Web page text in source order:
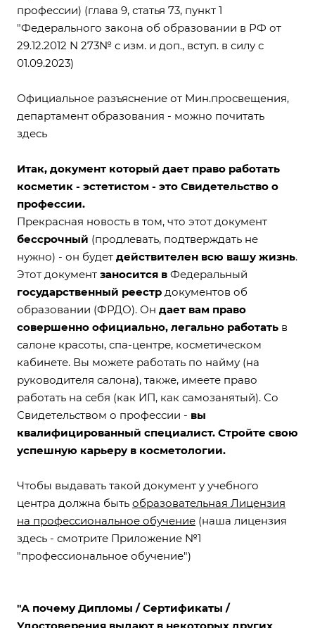
профессии) (глава 9, статья 73, пункт 1
"Федерального закона об образовании в РФ от
29.12.2012 N 273№ с изм. и доп., вступ. в силу с
01.09.2023)
Официальное разъяснение от Мин.просвещения,
департамент образования - можно почитать
здесь
Итак, документ который дает право работать
косметик - эстетистом - это Свидетельство о
профессии.
Прекрасная новость в том, что этот документ
бессрочный (продлевать, подтверждать не
нужно) - он будет действителен всю вашу жизнь.
Этот документ заносится в Федеральный
государственный реестр документов об
образовании (ФРДО). Он дает вам право
совершенно официально, легально работать в
салоне красоты, спа-центре, косметическом
кабинете. Вы можете работать по найму (на
руководителя салона), также, имеете право
работать на себя (как ИП, как самозанятый). Со
Свидетельством о профессии - вы
квалифицированный специалист. Стройте свою
успешную карьеру в косметологии.
Чтобы выдавать такой документ у учебного
центра должна быть образовательная Лицензия
на профессиональное обучение (наша лицензия
здесь - смотрите Приложение №1
"профессиональное обучение")
"А почему Дипломы / Сертификаты /